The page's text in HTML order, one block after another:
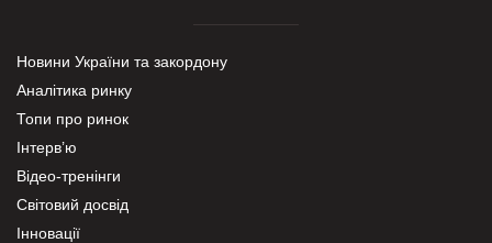
Новини України та закордону
Аналітика ринку
Топи про ринок
Інтерв’ю
Відео-тренінги
Світовий досвід
Інновації